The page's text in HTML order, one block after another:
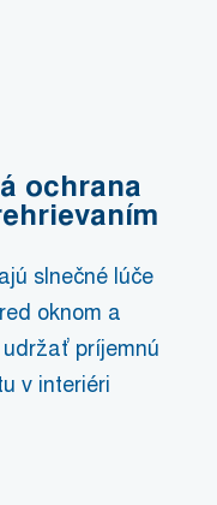
ochrana
slnečné lúče
oknom a
príjemnú
v interiéri